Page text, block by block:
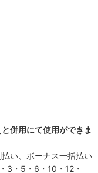
併用にて使用ができま
い、ボーナス一括払い
3・5・6・10・12・